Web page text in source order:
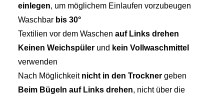
einlegen, um möglichem Einlaufen vorzubeugen
Waschbar bis 30°
Textilien vor dem Waschen auf Links drehen
Keinen Weichspüler und kein Vollwaschmittel
verwenden
Nach Möglichkeit nicht in den Trockner geben
Beim Bügeln auf Links drehen, nicht über die